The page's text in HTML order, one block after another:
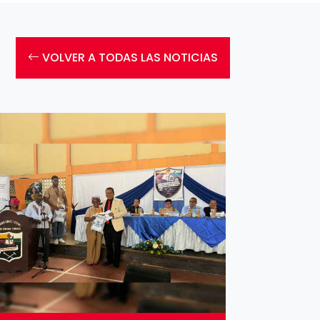
VOLVER A TODAS LAS NOTICIAS